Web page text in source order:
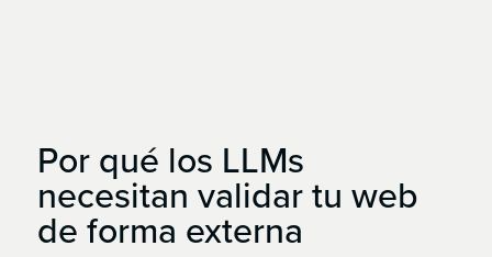
Porqué los LLMs
necesitan validartu web
de forma externa